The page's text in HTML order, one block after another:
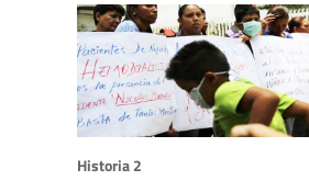
Historia 2